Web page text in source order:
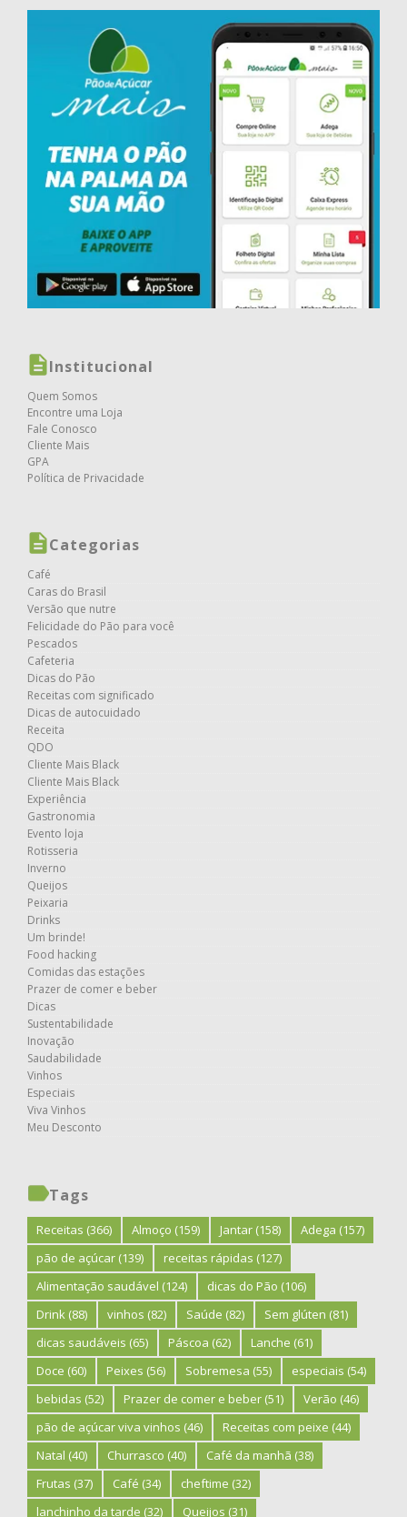
Institucional
Quem Somos
Encontre uma Loja
Fale Conosco
Cliente Mais
GPA
Política de Privacidade
Categorias
Café
Caras do Brasil
Versão que nutre
Felicidade do Pão para você
Pescados
Cafeteria
Dicas do Pão
Receitas com significado
Dicas de autocuidado
Receita
QDO
Cliente Mais Black
Cliente Mais Black
Experiência
Gastronomia
Evento loja
Rotisseria
Inverno
Queijos
Peixaria
Drinks
Um brinde!
Food hacking
Comidas das estações
Prazer de comer e beber
Dicas
Sustentabilidade
Inovação
Saudabilidade
Vinhos
Especiais
Viva Vinhos
Meu Desconto
Tags
Receitas (366) Almoço (159) Jantar (158) Adega (157)
pão de açúcar (139) receitas rápidas (127)
Alimentação saudável (124) dicas do Pão (106)
Drink (88) vinhos (82) Saúde (82) Sem glúten (81)
dicas saudáveis (65) Páscoa (62) Lanche (61)
Doce (60) Peixes (56) Sobremesa (55) especiais (54)
bebidas (52) Prazer de comer e beber (51) Verão (46)
pão de açúcar viva vinhos (46) Receitas com peixe (44)
Natal (40) Churrasco (40) Café da manhã (38)
Frutas (37) Café (34) cheftime (32)
lanchinho da tarde (32) Queijos (31)